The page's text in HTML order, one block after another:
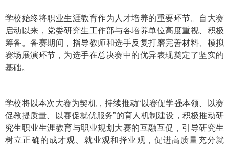
学校始终将职业生涯教育作为人才培养的重要环节。自大赛
启动以来，党委研究生工作部与各培养单位高度重视、积极
筹备。备赛期间，指导教师和选手反复打磨完善材料、模拟
赛场展演环节，为选手在总决赛中的优异表现奠定了坚实的
基础。
学校将以本次大赛为契机，持续推动“以赛促学强本领、以赛
促教提质量、以赛促就优服务”的育人机制建设，积极推动研
究生职业生涯教育与职业规划大赛的互融互促，引导研究生
树立正确的成才观、就业观和择业观，促进高质量充分就